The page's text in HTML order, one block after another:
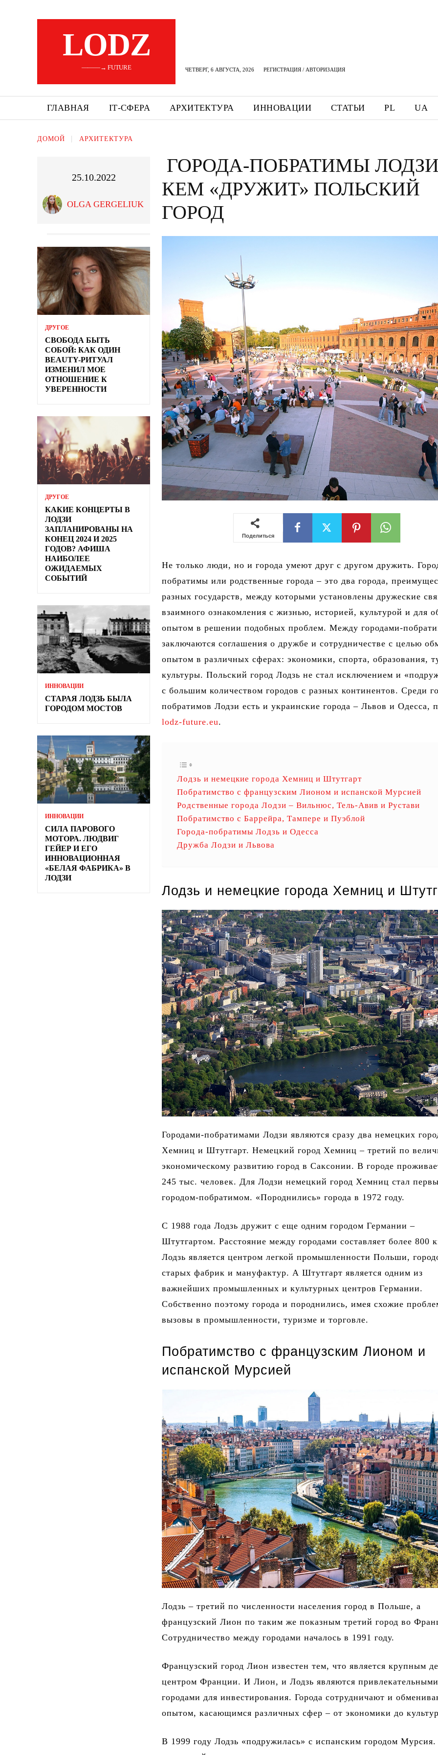
LODZ
———→ FUTURE ЧЕТВЕРГ, 6 АВГУСТА, 2026 РЕГИСТРАЦИЯ / АВТОРИЗАЦИЯ
ГЛАВНАЯ ІТ-СФЕРА АРХИТЕКТУРА ИННОВАЦИИ СТАТЬИ PL UA
ДОМОЙ АРХИТЕКТУРА
25.10.2022
OLGA GERGELIUK
ДРУГОЕ
СВОБОДА БЫТЬ
СОБОЙ: КАК ОДИН
BEAUTY-РИТУАЛ
ИЗМЕНИЛ МОЕ
ОТНОШЕНИЕ К
УВЕРЕННОСТИ
ДРУГОЕ
КАКИЕ КОНЦЕРТЫ В
ЛОДЗИ
ЗАПЛАНИРОВАНЫ НА
КОНЕЦ 2024 И 2025
ГОДОВ? АФИША
НАИБОЛЕЕ
ОЖИДАЕМЫХ
СОБЫТИЙ
ИННОВАЦИИ
СТАРАЯ ЛОДЗЬ БЫЛА
ГОРОДОМ МОСТОВ
ИННОВАЦИИ
СИЛА ПАРОВОГО
МОТОРА. ЛЮДВИГ
ГЕЙЕР И ЕГО
ИННОВАЦИОННАЯ
«БЕЛАЯ ФАБРИКА» В
ЛОДЗИ
ГОРОДА-ПОБРАТИМЫ
КЕМ «ДРУЖИТ» ПОЛЬСКИЙ
ГОРОД
Поделиться
Не только люди, но и города умеют друг с другом дружить.
побратимы или родственные города – это два города,
разных государств, между которыми установлены дружеские
взаимного ознакомления с жизнью, историей, культурой и для
опытом в решении подобных проблем. Между городами-
заключаются соглашения о дружбе и сотрудничестве с целью
опытом в различных сферах: экономики, спорта, образования,
культуры. Польский город Лодзь не стал исключением и
с большим количеством городов с разных континентов. Среди
побратимов Лодзи есть и украинские города – Львов и Одесса,
lodz-future.eu.
Лодзь и немецкие города Хемниц и Штутгарт
Побратимство с французским Лионом и испанской Мурсией
Родственные города Лодзи – Вильнюс, Тель-Авив и Рустави
Побратимство с Баррейра, Тампере и Пуэблой
Города-побратимы Лодзь и Одесса
Дружба Лодзи и Львова
Лодзь и немецкие города Хемниц и
Городами-побратимами Лодзи являются сразу два немецких
Хемниц и Штутгарт. Немецкий город Хемниц – третий по
экономическому развитию город в Саксонии. В городе
245 тыс. человек. Для Лодзи немецкий город Хемниц стал
городом-побратимом. «Породнились» города в 1972 году.
С 1988 года Лодзь дружит с еще одним городом Германии –
Штутгартом. Расстояние между городами составляет более 800
Лодзь является центром легкой промышленности Польши,
старых фабрик и мануфактур. А Штутгарт является одним из
важнейших промышленных и культурных центров Германии.
Собственно поэтому города и породнились, имея схожие
вызовы в промышленности, туризме и торговле.
Побратимство с французским Лионом и
испанской Мурсией
Лодзь – третий по численности населения город в Польше, а
французский Лион по таким же показным третий город во
Сотрудничество между городами началось в 1991 году.
Французский город Лион известен тем, что является крупным
центром Франции. И Лион, и Лодзь являются
городами для инвестирования. Города сотрудничают и
опытом, касающимся различных сфер – от экономики до
В 1999 году Лодзь «подружилась» с испанским городом